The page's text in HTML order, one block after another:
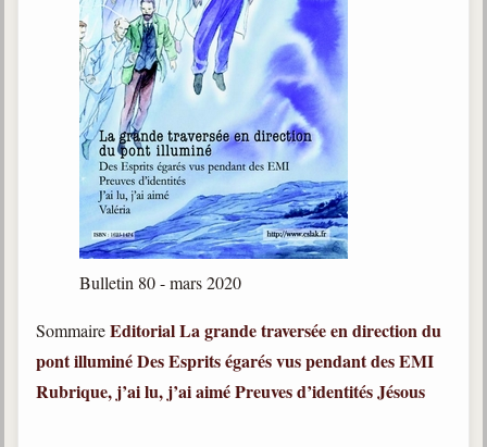
Bulletin 80 - mars 2020
SommaireEditorialLa grande traversée en direction du
pont illuminéDes Esprits égarés vus pendant des EMI
Rubrique, j’ai lu, j’ai aiméPreuves d’identitésJésous